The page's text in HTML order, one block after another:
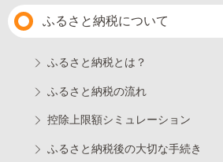
ふるさと納税について
ふるさと納税とは？
ふるさと納税の流れ
控除上限額シミュレーション
ふるさと納税後の大切な手続き